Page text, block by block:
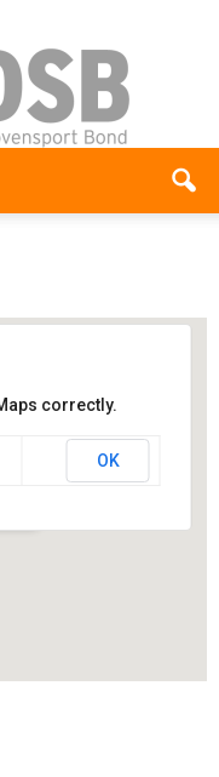
correctly.
OK